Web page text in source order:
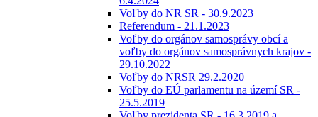
Voľby do NR SR - 30.9.2023
Referendum - 21.1.2023
Voľby do orgánov samosprávy obcí a
voľby do orgánov samosprávnych krajov -
29.10.2022
Voľby do NRSR 29.2.2020
Voľby do EÚ parlamentu na území SR -
25.5.2019